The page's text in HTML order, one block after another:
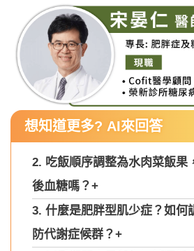
想知道更多? AI來回答
2. 吃飯順序調整為水肉菜飯果
後血糖嗎？+
3. 什麼是肥胖型肌少症？如何
防代謝症候群？+